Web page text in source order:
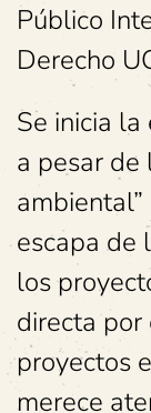
Público
Derecho
Se inicia
a pesar de
escapa de
los
directa por
proyectos
merece